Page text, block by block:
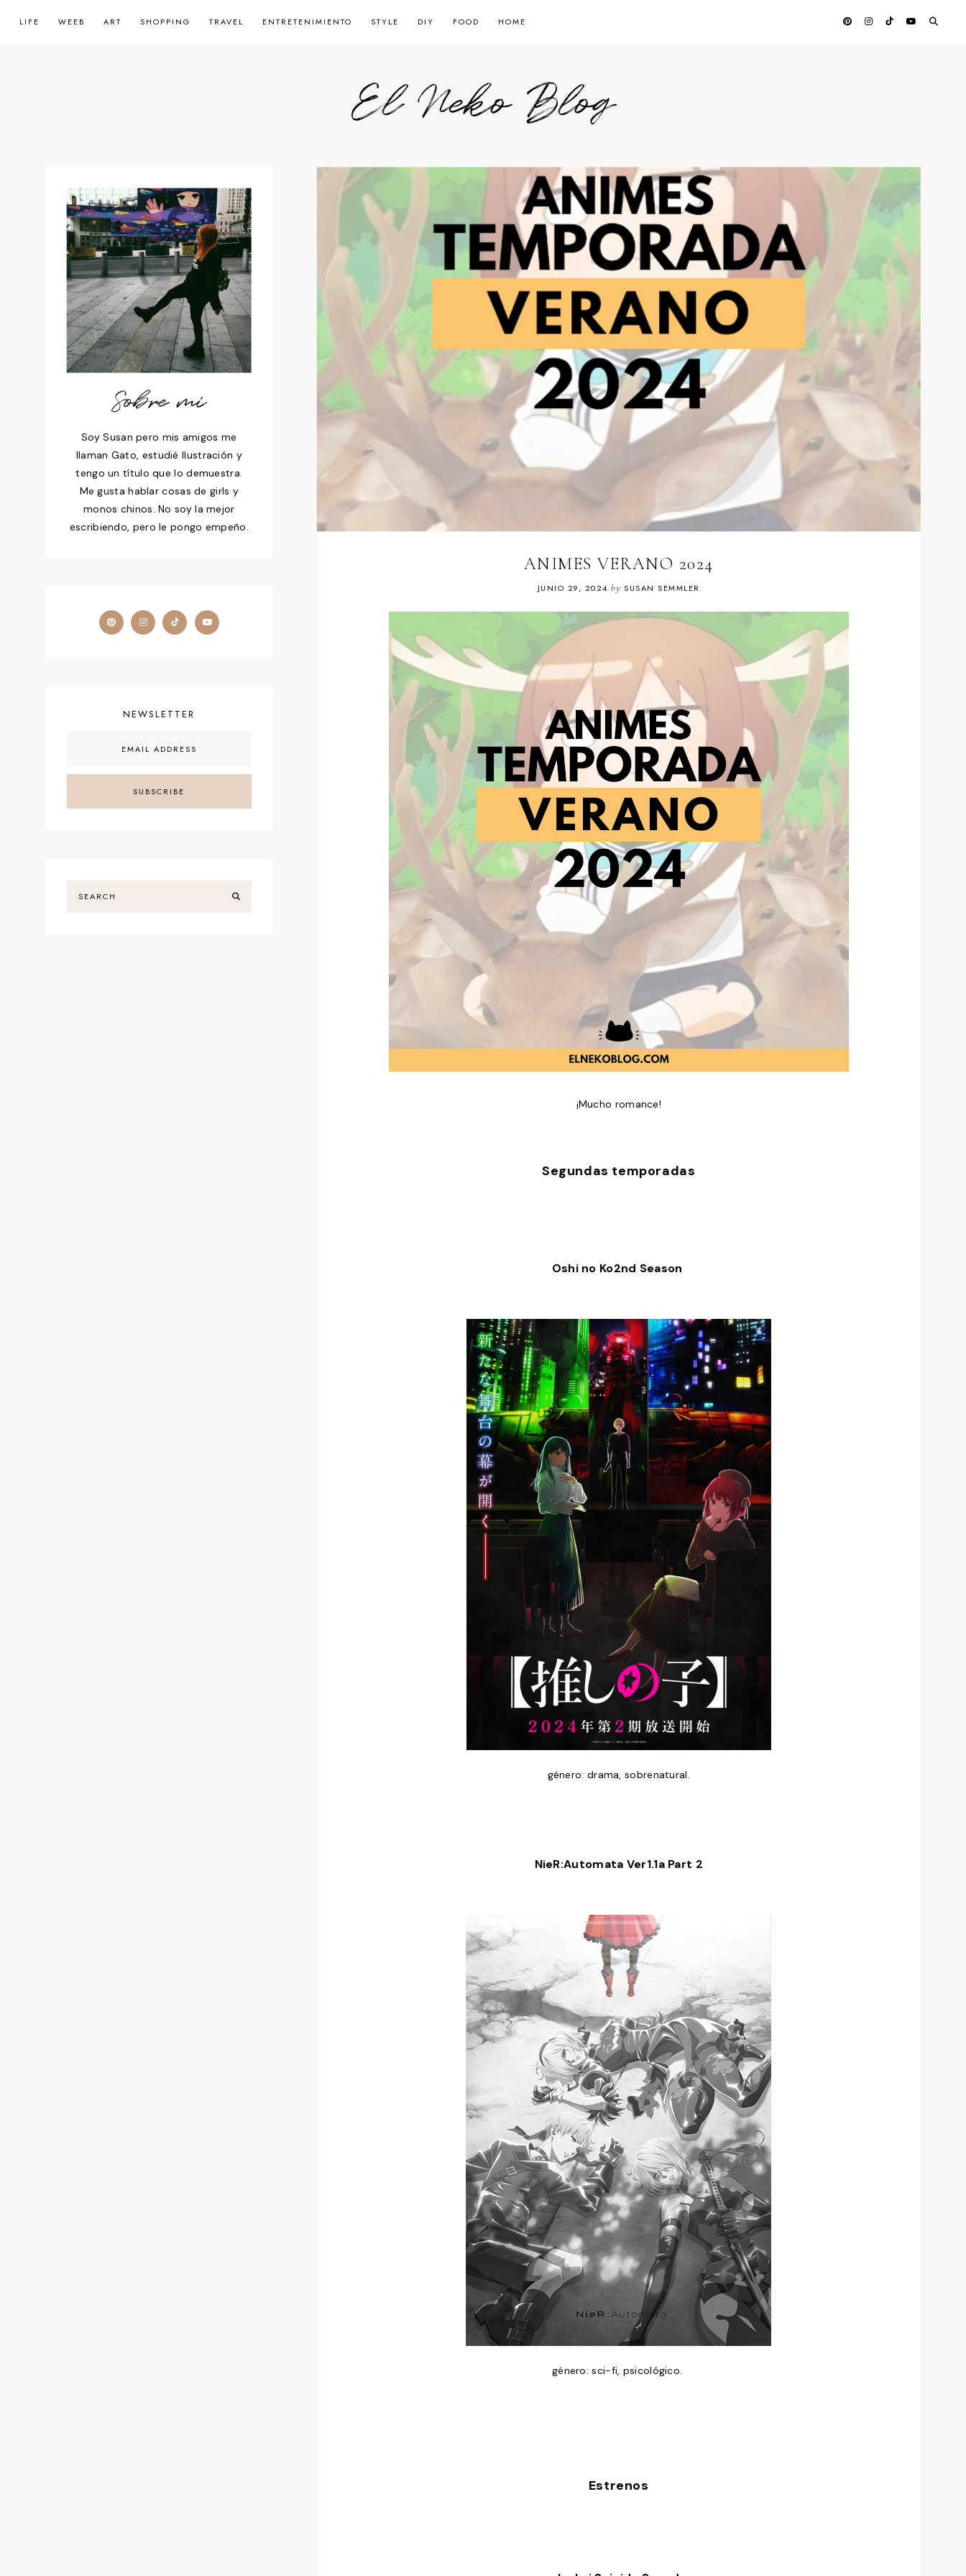
LIFE WEEB ART SHOPPING TRAVEL ENTRETENIMIENTO STYLE DIY FOOD HOME
El Neko Blog
ANIMES VERANO 2024
JUNIO 29, 2024 by SUSAN SEMMLER
¡Mucho romance!
Segundas temporadas
Oshi no Ko2nd Season
género: drama, sobrenatural.
NieR:Automata Ver1.1a Part 2
género: sci-fi, psicológico.
Estrenos
Sobre mí
Soy Susan pero mis amigos me
llaman Gato, estudié Ilustración y
tengo un título que lo demuestra.
Me gusta hablar cosas de girls y
monos chinos. No soy la mejor
escribiendo, pero le pongo empeño.
NEWSLETTER